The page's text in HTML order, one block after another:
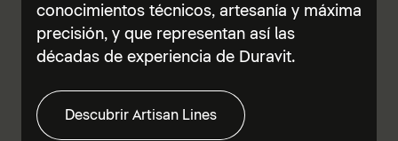
conocimientos técnicos, artesanía y máxima
precisión, y que representan así las
décadas de experiencia de Duravit.
Descubrir Artisan Lines